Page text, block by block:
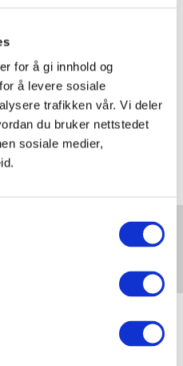
for å gi innhold og
å levere sosiale
trafikken vår. Vi deler
du bruker nettstedet
sosiale medier,
i dag
hvor
alle
For 21 år
EE-produkter. Vi
å få en digital
for vårt virke.
gjennom 20